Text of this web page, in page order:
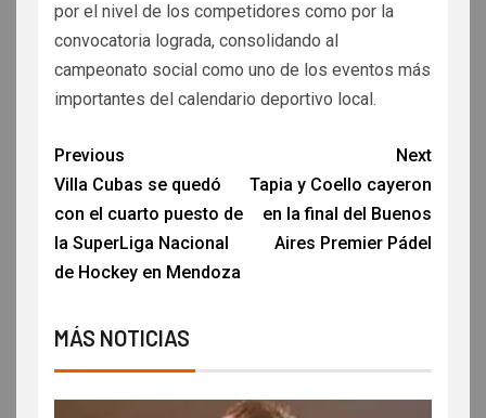
por el nivel de los competidores como por la
convocatoria lograda, consolidando al
campeonato social como uno de los eventos más
importantes del calendario deportivo local.
Previous
Villa Cubas se quedó
con el cuarto puesto de
la SuperLiga Nacional
de Hockey en Mendoza
Next
Tapia y Coello cayeron
en la final del Buenos
Aires Premier Pádel
MÁS NOTICIAS